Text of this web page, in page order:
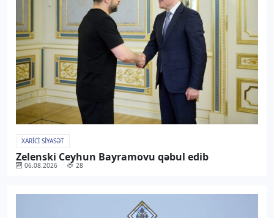
XARICI SIYASƏT
Zelenski Ceyhun Bayramovu qəbul edib
06.08.2026 28